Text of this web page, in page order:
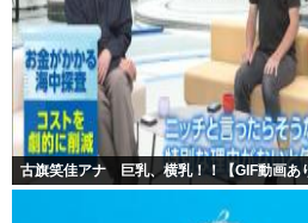
古旗笑佳アナ 巨乳、横乳！！【GIF動画あ